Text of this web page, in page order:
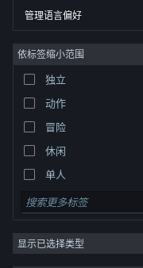
© Valve Corporation。保留所有权利
美国及其它国家/地区的各自持有者所
律信息|无障碍|Steam 订户协议
德语
英语
西班牙语 - 西班牙
西班牙语 - 拉丁美洲
希腊语
管理语言偏好
依标签缩小范围
独立
动作
冒险
休闲
单人
模拟
角色扮演
策略
显示已选择类型